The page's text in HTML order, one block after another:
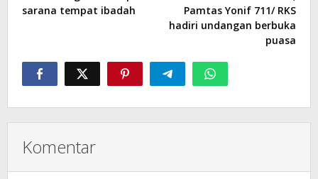
sarana tempat ibadah
Pamtas Yonif 711/ RKS
hadiri undangan berbuka
puasa
Komentar